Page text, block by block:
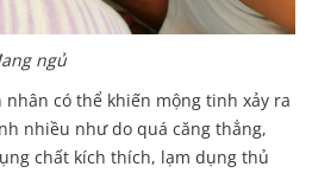
ngủ
có thể khiến mộng tinh xảy ra
nhiều như do quá căng thẳng,
chất kích thích, lạm dụng thủ